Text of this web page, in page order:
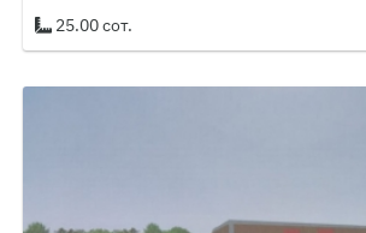
25.00 сот.